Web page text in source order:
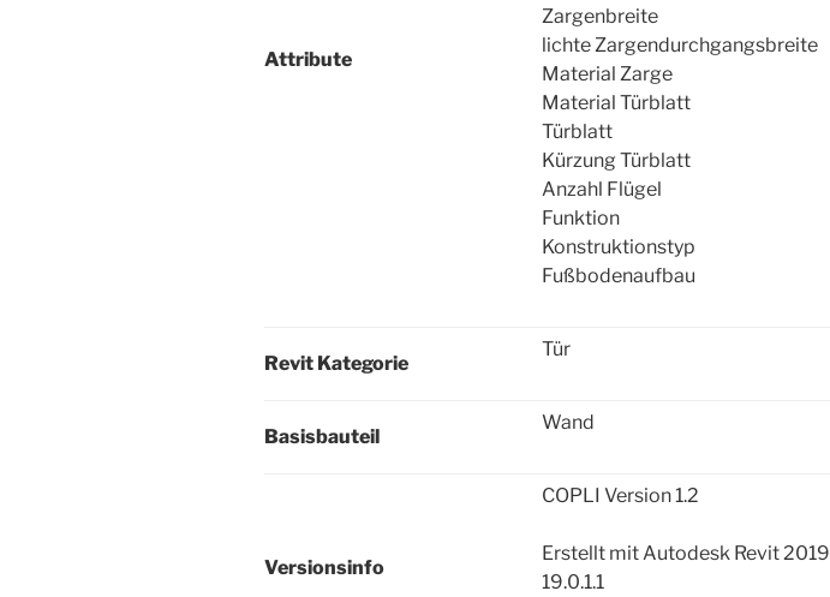
Attribute
Zargenbreite
lichte Zargendurchgangsbreite
Material Zarge
Material Türblatt
Türblatt
Kürzung Türblatt
Anzahl Flügel
Funktion
Konstruktionstyp
Fußbodenaufbau
Revit Kategorie
Tür
Basisbauteil
Wand
Versionsinfo
COPLI Version 1.2
Erstellt mit Autodesk Revit 2019
19.0.1.1